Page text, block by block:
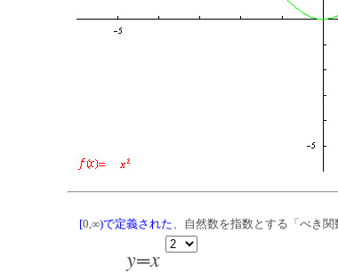
[0,∞)で定義された 、自然数を指数とする「べき関
y=x